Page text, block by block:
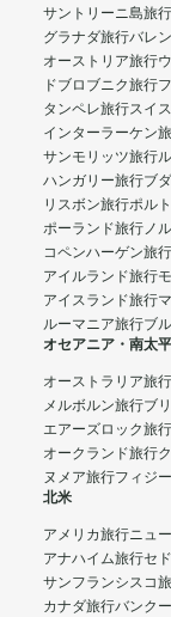
サントリーニ島旅行
グラナダ旅行バレ
オーストリア旅行
ドブロブニク旅行
タンペレ旅行スイ
インターラーケン
サンモリッツ旅行
ハンガリー旅行ブ
リスボン旅行ポル
ポーランド旅行ノ
コペンハーゲン旅行
アイルランド旅行
アイスランド旅行
ルーマニア旅行ブ
オセアニア・南太
オーストラリア旅行
メルボルン旅行ブ
エアーズロック旅行
オークランド旅行
ヌメア旅行フィジ
北米
アメリカ旅行ニュ
アナハイム旅行セ
サンフランシスコ
カナダ旅行バンク